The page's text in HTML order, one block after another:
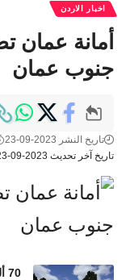
اخبار الاردن
أمانة
جنوب عمان
تاريخ آخر تحديث 2023-09-23 7:39 مساءً
تاريخ النشر 2023-09-23